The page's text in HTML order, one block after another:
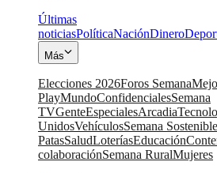
Últimas
noticiasPolíticaNaciónDinero
Más
Elecciones 2026Foros Semana
PlayMundoConfidencialesSemana
TVGenteEspecialesArcadia
UnidosVehículosSemana Sostenible
PatasSaludLoteríasEducación
colaboraciónSemana RuralMujeres